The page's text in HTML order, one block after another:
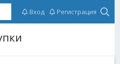
Вход Регистрация